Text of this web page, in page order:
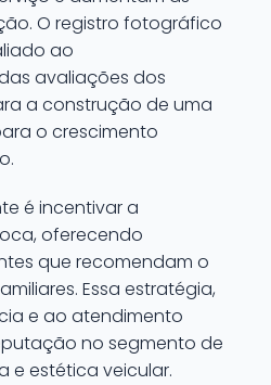
O registro fotográfico
ao
avaliações dos
a construção de uma
o crescimento
é incentivar a
oferecendo
que recomendam o
Essa estratégia,
e ao atendimento
no segmento de
e estética veicular.